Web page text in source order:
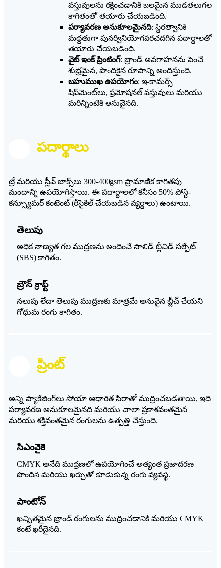
వస్తువులను రక్షించడానికి బలమైన ముడతలుగల
కాగితంతో తయారు చేయబడింది.
పర్యావరణ అనుకూలమైనది: స్థిరత్వానికి
మద్దతుగా పునర్వినియోగపరచదగిన పదార్థాలతో
తయారు చేయబడింది.
వైట్ ఇంక్ ప్రింటింగ్: బ్రాండ్ అవగాహనను పెంచే
శుభ్రమైన, పొందికైన రూపాన్ని అందిస్తుంది.
బహుముఖ ఉపయోగం: ఇ-కామర్స్
షిప్‌మెంట్‌లు, ప్రమోషనల్ వస్తువులు మరియు
మరిన్నింటికి అనువైనది.
పదార్థాలు
ట్రే మరియు స్లీవ్ బాక్స్‌లు 300-400gsm ప్రామాణిక కాగితపు
మందాన్ని ఉపయోగిస్తాయి. ఈ పదార్థాలలో కనీసం 50% పోస్ట్-
కన్స్యూమర్ కంటెంట్ (రీసైకిల్ చేయబడిన వ్యర్థాలు) ఉంటాయి.
తెలుపు
అధిక నాణ్యత గల ముద్రణను అందించే సాలిడ్ బ్లీచిడ్ సల్ఫేట్
(SBS) కాగితం.
బ్రౌన్ క్రాఫ్ట్
నలుపు లేదా తెలుపు ముద్రణకు మాత్రమే అనువైన బ్లీచ్ చేయని
గోధుమ రంగు కాగితం.
ప్రింట్
అన్ని ప్యాకేజింగ్‌లు సోయా ఆధారిత సిరాతో ముద్రించబడతాయి, ఇది
పర్యావరణ అనుకూలమైనది మరియు చాలా ప్రకాశవంతమైన
మరియు శక్తివంతమైన రంగులను ఉత్పత్తి చేస్తుంది.
సిఎంవైకె
CMYK అనేది ముద్రణలో ఉపయోగించే అత్యంత ప్రజాదరణ
పొందిన మరియు ఖర్చుతో కూడుకున్న రంగు వ్యవస్థ.
పాంటోన్
ఖచ్చితమైన బ్రాండ్ రంగులను ముద్రించడానికి మరియు CMYK
కంటే ఖరీదైనది.